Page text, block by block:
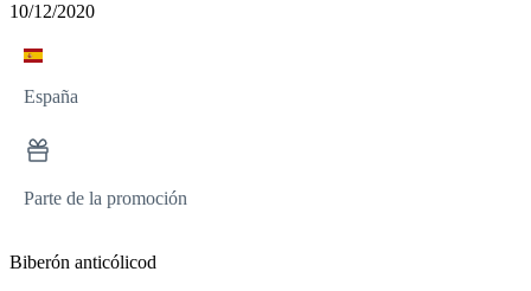
10/12/2020
España
Parte de la promoción
Biberón anticólicod